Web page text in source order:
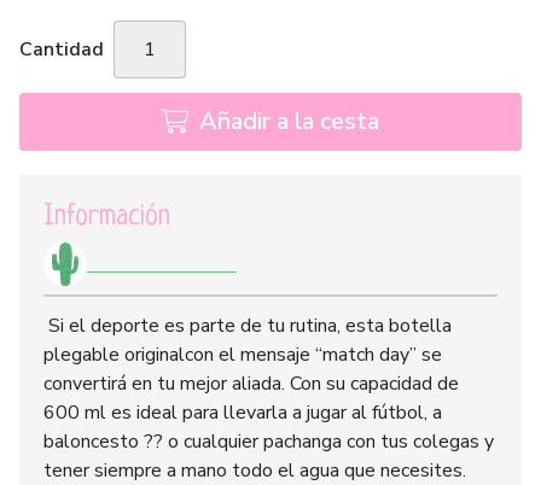
Cantidad
Añadir a la cesta
Información
Si el deporte es parte de tu rutina, esta botella
plegable originalcon el mensaje “match day” se
convertirá en tu mejor aliada. Con su capacidad de
600 ml es ideal para llevarla a jugar al fútbol, a
baloncesto ?? o cualquier pachanga con tus colegas y
tener siempre a mano todo el agua que necesites.